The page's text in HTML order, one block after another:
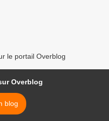
le portail Overblog
Overblog
blog